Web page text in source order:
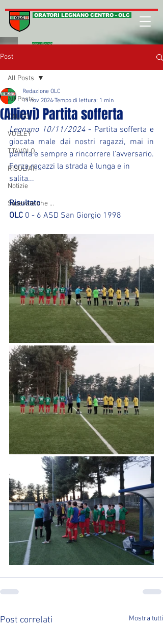
ORATORI LEGNANO CENTRO - OLC
sito ufficiale
Post
All Posts
CALCIO
VOLLEY
T.TAVOLO
RISULTATI
Notizie
Sapevate che ...
All Posts
(Allievi) Partita sofferta
Redazione OLC
11 nov 2024 Tempo di lettura: 1 min
Legnano 10/11/2024 - Partita sofferta e
giocata male dai nostri ragazzi, mai in
partita e sempre a rincorrere l'avversario.
Forza ragazzi la strada è lunga e in
salita...
Risultato
OLC 0 - 6 ASD San Giorgio 1998
Post correlati Mostra tutti